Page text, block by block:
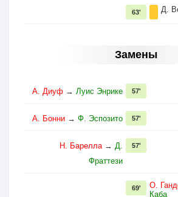
Д.
63'
Замены
А. Диуф → Луис Энрике 57'
А. Бонни → Ф. Эспозито 57'
Н. Барелла→ Д.
Фраттези
57'
О.
Каба
69'